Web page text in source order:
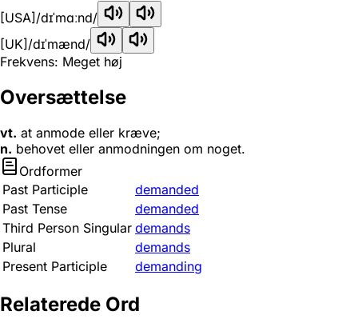
[USA] /dɪˈmɑːnd/
[UK] /dɪˈmænd/
Frekvens: Meget høj
Oversættelse
vt. at anmode eller kræve;
n. behovet eller anmodningen om noget.
Ordformer
Past Participle
demanded
Past Tense
demanded
Third Person Singular demands
Plural
demands
Present Participle
demanding
Relaterede Ord